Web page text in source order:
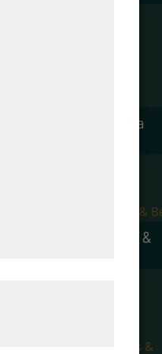
Svart patinerad kruka
Hund kruka mini Sass &